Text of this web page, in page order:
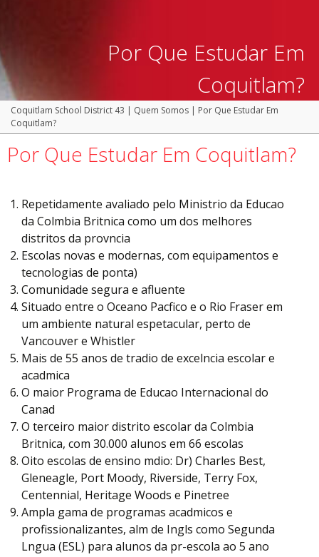
Por Que Estudar Em
Coquitlam?
Coquitlam School District 43 | Quem Somos | Por Que Estudar Em
Coquitlam?
Por Que Estudar Em Coquitlam?
Repetidamente avaliado pelo Ministrio da Educao
da Colmbia Britnica como um dos melhores
distritos da provncia
Escolas novas e modernas, com equipamentos e
tecnologias de ponta)
Comunidade segura e afluente
Situado entre o Oceano Pacfico e o Rio Fraser em
um ambiente natural espetacular, perto de
Vancouver e Whistler
Mais de 55 anos de tradio de excelncia escolar e
acadmica
O maior Programa de Educao Internacional do
Canad
O terceiro maior distrito escolar da Colmbia
Britnica, com 30.000 alunos em 66 escolas
Oito escolas de ensino mdio: Dr) Charles Best,
Gleneagle, Port Moody, Riverside, Terry Fox,
Centennial, Heritage Woods e Pinetree
Ampla gama de programas acadmicos e
profissionalizantes, alm de Ingls como Segunda
Lngua (ESL) para alunos da pr-escola ao 5 ano